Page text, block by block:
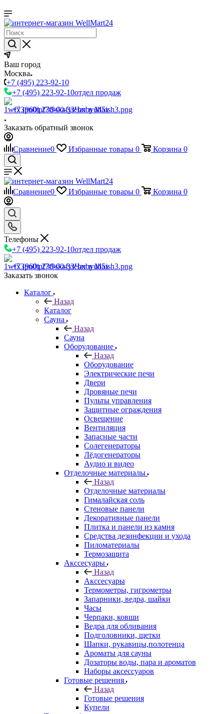
Ваш город
Москва
+7 (495) 223-92-10
+7 (495) 223-92-10отдел продаж
+7 (960) 230-00-33Чат в Max
Заказать обратный звонок
Сравнение0 Избранные товары 0 Корзина 0
Сравнение0 Избранные товары 0 Корзина 0
Телефоны
+7 (495) 223-92-10отдел продаж
+7 (960) 230-00-33Чат в Max
Заказать звонок
Каталог
Назад
Каталог
Сауна
Назад
Сауна
Оборудование
Назад
Оборудование
Электрические печи
Двери
Дровяные печи
Пульты управления
Защитные ограждения
Освещение
Вентиляция
Запасные части
Солегенераторы
Лёдогенераторы
Аудио и видео
Отделочные материалы
Назад
Отделочные материалы
Гималайская соль
Стеновые панели
Декоративные панели
Плитка и панели из камня
Средства дезинфекции и ухода
Пиломатериалы
Термозащита
Аксcесуары
Назад
Аксcесуары
Термометры, гигрометры
Запарники, ведра, шайки
Часы
Черпаки, ковши
Ведра для обливания
Подголовники, щетки
Шапки, рукавицы,полотенца
Ароматы для сауны
Дозаторы воды, пара и ароматов
Наборы аксессуаров
Готовые решения
Назад
Готовые решения
Купели